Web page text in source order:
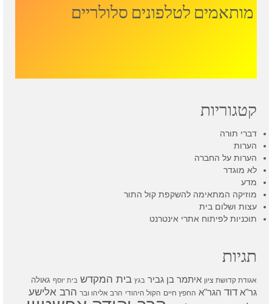
מותאמים לטלפונים סלולריים
קטגוריות
דברי תורה
הערות
הערות על החברה
לא מוגדר
מדע
מוזיקה המתאימה להשקפת קול התור
עצות ושלום בית
תוכניות לפיתוח אתרי אינטרנט
תגיות
אגודת קדושת ציון איתמר בן גביר בגץ בית המקדש בית יוסף גאולה
גר"א דוד הגר"א החפץ חיים הקול היהודי הרב אליהו ובר הרב אלישע